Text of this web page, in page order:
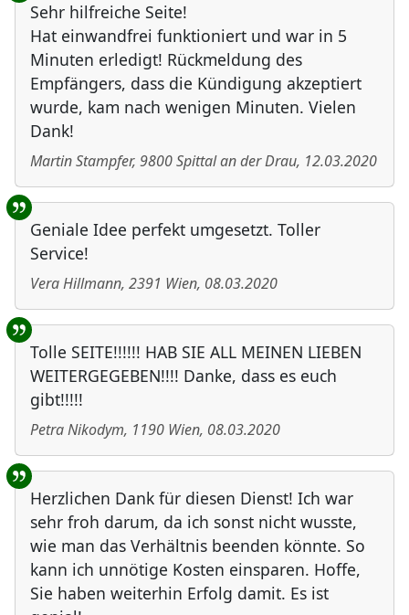
Sehr hilfreiche Seite!
Hat einwandfrei funktioniert und war in 5
Minuten erledigt! Rückmeldung des
Empfängers, dass die Kündigung akzeptiert
wurde, kam nach wenigen Minuten. Vielen
Dank!
Martin Stampfer, 9800Spittal an der Drau, 12.03.2020
Geniale Idee perfekt umgesetzt. Toller
Service!
Vera Hillmann, 2391 Wien, 08.03.2020
Tolle SEITE!!!!!! HAB SIE ALL MEINEN LIEBEN
WEITERGEGEBEN!!!! Danke, dass es euch
gibt!!!!!
Petra Nikodym, 1190 Wien, 08.03.2020
Herzlichen Dank für diesen Dienst! Ich war
sehr froh darum, da ich sonst nicht wusste,
wie man das Verhältnis beenden könnte. So
kann ich unnötige Kosten einsparen. Hoffe,
Sie haben weiterhin Erfolg damit. Es ist